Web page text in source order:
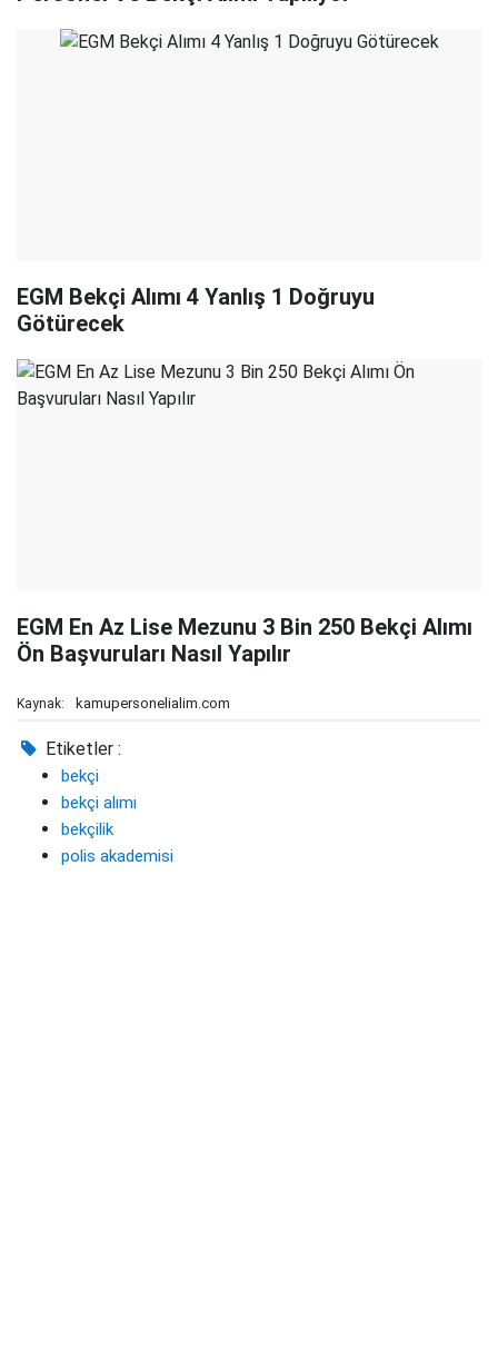
EGM Bekçi Alımı 4 Yanlış 1 Doğruyu
Götürecek
EGM En Az Lise Mezunu 3 Bin 250 Bekçi Alımı
Ön Başvuruları Nasıl Yapılır
Kaynak: kamupersonelialim.com
Etiketler :
bekçi
bekçi alımı
bekçilik
polis akademisi